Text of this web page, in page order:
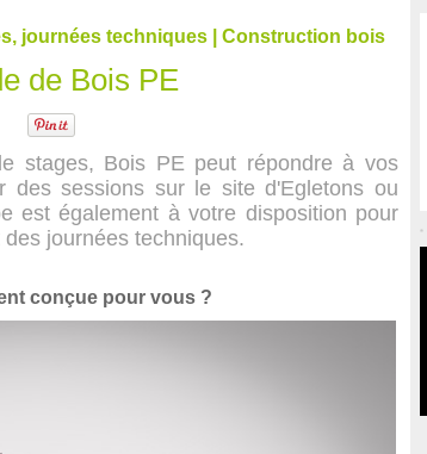
journées techniques | Construction bois
de Bois PE
stages, Bois PE peut répondre à vos
des sessions sur le site d'Egletons ou
est également à votre disposition pour
journées techniques.
conçue pour vous ?